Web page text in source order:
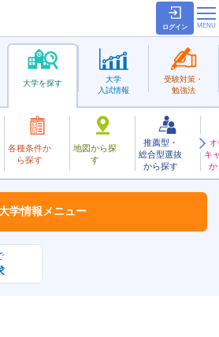
ログイン
大学を探す
各種条件か
ら探す
地図から探
す
推薦型・
総合型選抜
から探す
キ
か
大学
入試情報
受験対策・
勉強法
お気に入り
大学情報 メニュー